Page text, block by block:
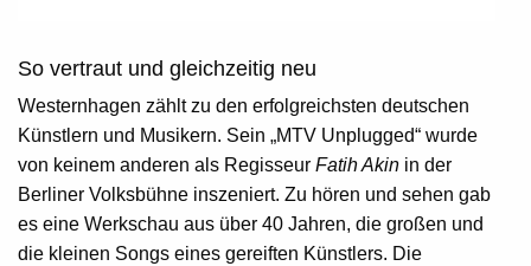
So vertraut und gleichzeitig neu
Westernhagen zählt zu den erfolgreichsten deutschen
Künstlern und Musikern. Sein „MTV Unplugged“ wurde
von keinem anderen als Regisseur Fatih Akin in der
Berliner Volksbühne inszeniert. Zu hören und sehen gab
es eine Werkschau aus über 40 Jahren, die großen und
die kleinen Songs eines gereiften Künstlers. Die